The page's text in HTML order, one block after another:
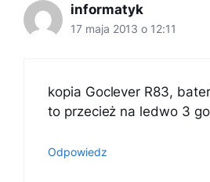
informatyk
17 maja 2013 o 12:11
kopia Goclever R83,
to przecież na ledwo 3
Odpowiedz